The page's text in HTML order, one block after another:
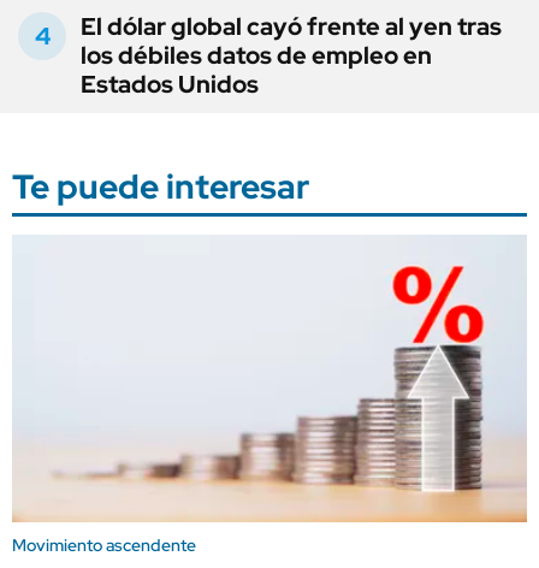
El dólar global cayó frente al yen tras
los débiles datos de empleo en
Estados Unidos
Te puede interesar
Movimiento ascendente